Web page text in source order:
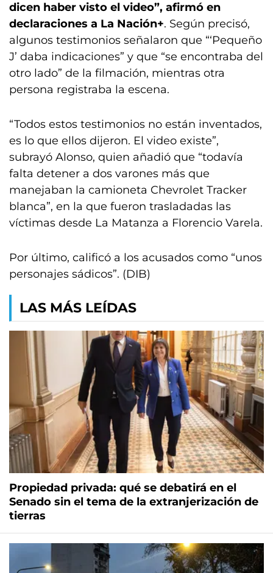
dicen haber visto el video”, afirmó en
declaraciones a La Nación+. Según precisó,
algunos testimonios señalaron que “‘Pequeño
J’ daba indicaciones” y que “se encontraba del
otro lado” de la filmación, mientras otra
persona registraba la escena.
“Todos estos testimonios no están inventados,
es lo que ellos dijeron. El video existe”,
subrayó Alonso, quien añadió que “todavía
falta detener a dos varones más que
manejaban la camioneta Chevrolet Tracker
blanca”, en la que fueron trasladadas las
víctimas desde La Matanza a Florencio Varela.
Por último, calificó a los acusados como “unos
personajes sádicos”. (DIB)
LAS MÁS LEÍDAS
Propiedad privada: qué se debatirá en el
Senado sin el tema de la extranjerización de
tierras